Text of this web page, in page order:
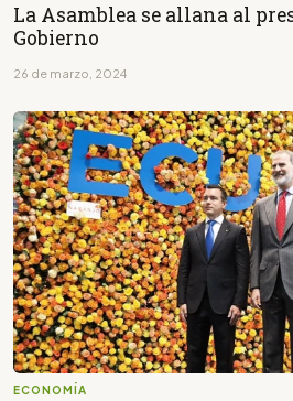
La Asamblea se allana al
Gobierno
26 de marzo, 2024
ECONOMÍA